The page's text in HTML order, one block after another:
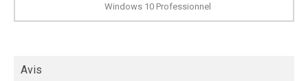
Windows 10 Professionnel
Avis